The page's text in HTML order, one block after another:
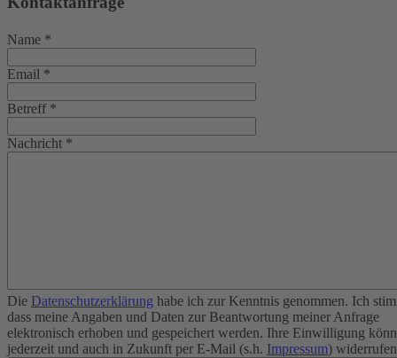
Name *
Email *
Betreff *
Nachricht *
Die Datenschutzerklärung habe ich zur Kenntnis genommen. Ich
dass meine Angaben und Daten zur Beantwortung meiner Anfrage
elektronisch erhoben und gespeichert werden. Ihre Einwilligung
jederzeit und auch in Zukunft per E-Mail (s.h. Impressum)